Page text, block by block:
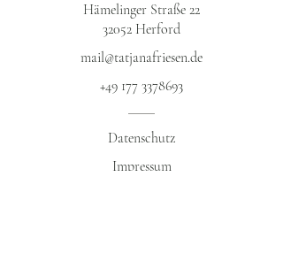
Hämelinger Straße 22
32052 Herford​
mail@tatjanafriesen.de
+49 177 3378693
Datenschutz​
Impressum